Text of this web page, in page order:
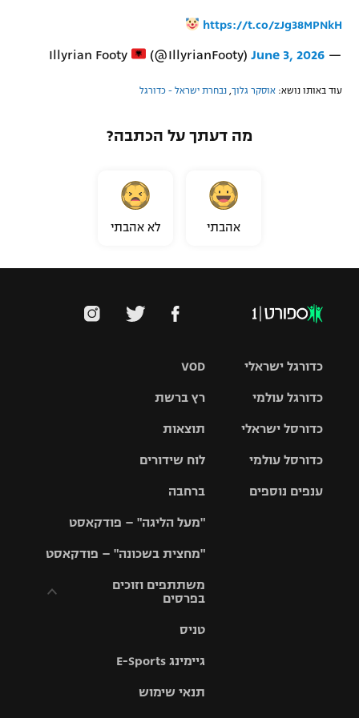
https://t.co/zJg38MPNkH
— Illyrian Footy
(@IllyrianFooty) June 3, 2026
עוד באותו נושא: אוסקר גלוך נבחרת ישראל - כדורגל
מה דעתך על הכתבה?
אהבתי לא אהבתי
VOD
רץ ברשת
תוצאות
לוח שידורים
ברחבה
"מעל הליגה" – פודקאסט
"מחצית בשכונה" – פודקאסט
משתתפים וזוכים
בפרסים
וזוכים בפרסים
תקנון עבור פעילות
טניס
גיימינג E-Sports
תנאי שימוש
כדורגל ישראלי
גביע הטוטו
כדורגל עולמי
האלופות
ליגה
כדורסל ישראלי
סל
כדורסל עולמי
ענפים נוספים